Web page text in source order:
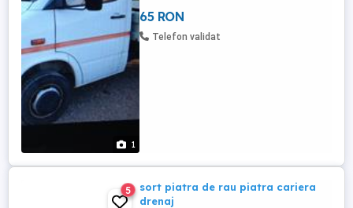
1
65 RON
Telefon validat
5
sort piatra de rau piatra cariera
drenaj